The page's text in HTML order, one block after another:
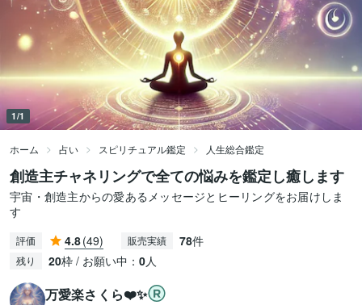
1/1
ホーム 占い スピリチュアル鑑定 人生総合鑑定
創造主チャネリングで全ての悩みを鑑定し癒します
宇宙・創造主からの愛あるメッセージとヒーリングをお届けしま
す
評価 4.8(49) 販売実績 78件
残り 20枠 / お願い中： 0人
万愛楽さくら❤️✨